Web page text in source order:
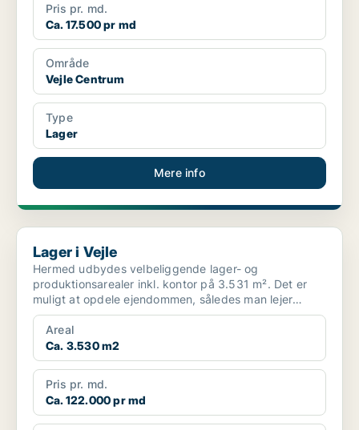
Pris pr. md.
Ca. 17.500 pr md
Område
Vejle Centrum
Type
Lager
Mere info
Lager i Vejle
Lager i Vejle
Hermed udbydes velbeliggende lager- og
produktionsarealer inkl. kontor på 3.531 m². Det er
muligt at opdele ejendommen, således man lejer
lagerarealer helt n...
Areal
Ca. 3.530 m2
Pris pr. md.
Ca. 122.000 pr md